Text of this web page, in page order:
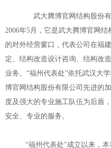
武大腾博官网结构股份有
2006年5月，它是武大腾博官网
的对外经营窗口，代表公司在福
定、结构改造设计咨询、结构改
业务。“福州代表处”依托武汉大
博官网结构股份有限公司先进的
度及强大的专业施工队伍为后盾
安全、专业的服务。
“福州代表处”成立以来，